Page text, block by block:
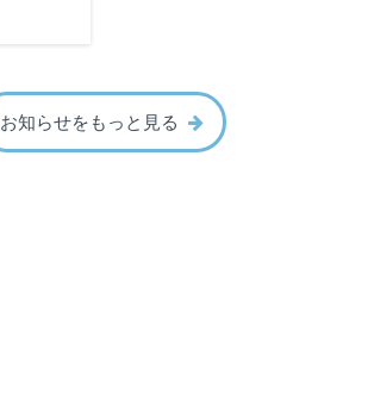
お知らせをもっと見る